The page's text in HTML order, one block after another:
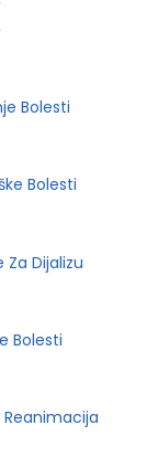
Bolesti
Bolesti
Za Dijalizu
Bolesti
Reanimacija